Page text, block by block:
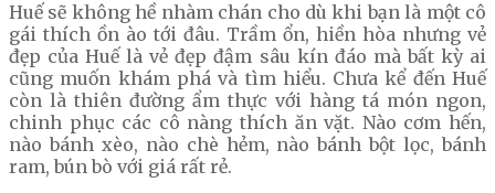
Huế sẽ không hề nhàm chán cho dù khi bạn là một cô
gái thích ồn ào tới đâu. Trầm ổn, hiền hòa nhưng vẻ
đẹp của Huế là vẻ đẹp đậm sâu kín đáo mà bất kỳ ai
cũng muốn khám phá và tìm hiểu. Chưa kể đến Huế
còn là thiên đường ẩm thực với hàng tá món ngon,
chinh phục các cô nàng thích ăn vặt. Nào cơm hến,
nào bánh xèo, nào chè hẻm, nào bánh bột lọc, bánh
ram, bún bò với giá rất rẻ.